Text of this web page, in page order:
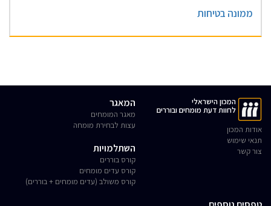
ממונה בטיחות
המכון הישראלי
לחוות דעת מומחים ובוררים
אודות המכון
תנאי שימוש
צור קשר
המאגר
מאגר המומחים
עצות לבחירת מומחה
השתלמויות
קורס בוררים
קורס עדים מומחים
קורס משולב (עדים מומחים + בוררים)